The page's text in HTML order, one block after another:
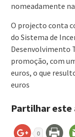
nomeadamente
O projecto conta
do Sistema de
Desenvolvimento
promoção, com
euros, o que
euros
Partilhar este
0